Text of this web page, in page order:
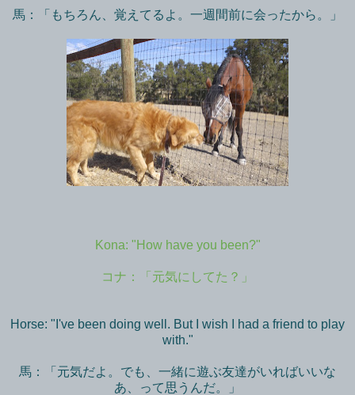
馬：「もちろん、覚えてるよ。一週間前に会ったから。」
Kona: "How have you been?"
コナ：「元気にしてた？」
Horse: "I've been doing well. But I wish I had a friend to play
with."
馬：「元気だよ。でも、一緒に遊ぶ友達がいればいいな
あ、って思うんだ。」